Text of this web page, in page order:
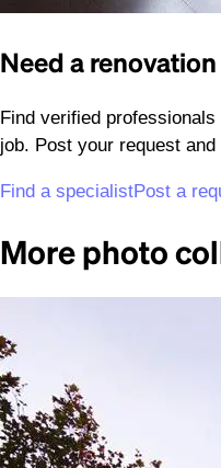
Need a
Find verified
job. Post your request
Find a specialistPost a
More photo